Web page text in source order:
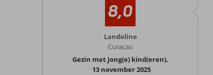
8,0
Landeline
Curacao
Gezin met jong(e) kind(eren),
13 november 2025